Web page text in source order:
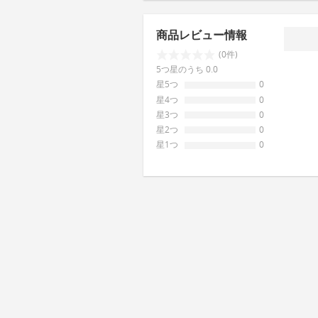
商品レビュー情報
(0件)
5つ星のうち 0.0
星5つ
0
星4つ
0
星3つ
0
星2つ
0
星1つ
0